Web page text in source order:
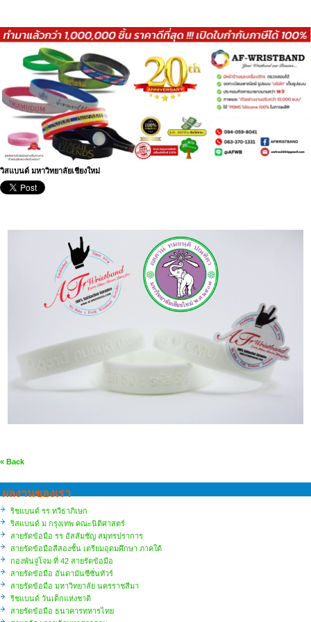
วิสแบนด์ มหาวิทยาลัยเชียงใหม่
« Back
ผลงานของเรา
ริชแบนด์ รร ทวีธาภิเษก
ริสแบนด์ ม กรุงเทพ คณะนิติศาสตร์
สายรัดข้อมือ รร อัสสัมชัญ สมุทรปราการ
สายรัดข้อมือสีสองชั้น เตรียมอุดมศึกษา ภาคใต้
กองพันจู่โจม ที่ 42 สายรัดข้อมือ
สายรัดข้อมือ อันดามันซีซั่นทัวร์
สายรัดข้อมือ มหาวิทยาลัย นครราชสีมา
ริชแบนด์ วันเด็กแห่งชาติ
สายรัดข้อมือ ธนาคารทหารไทย